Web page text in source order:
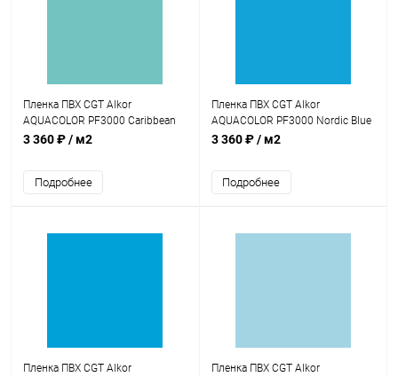
Пленка ПВХ CGT Alkor
AQUACOLOR PF3000 Caribbean
Green 1,5мм 25х1,65м
3 360 ₽/ м2
Подробнее
Пленка ПВХ CGT Alkor
AQUACOLOR PF3000 Nordic Blue
1,5мм 25х1,65м (4K000038)
3 360 ₽/ м2
Подробнее
Пленка ПВХ CGT Alkor
Пленка ПВХ CGT Alkor